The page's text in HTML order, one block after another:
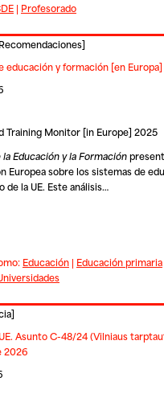
| Profesorado
Recomendaciones]
educación y formación [en
Training Monitor [in Europe] 2025
Educación y la Formación
Europea sobre los sistemas de
de la UE. Este análisis…
Educación| Educación primaria
]
Asunto C-48/24 (Vilniaus
2026